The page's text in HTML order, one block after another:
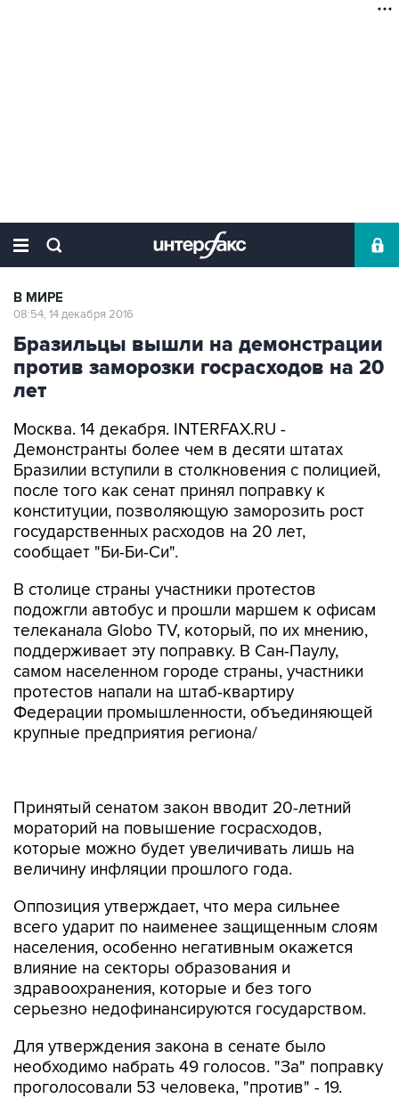
В МИРЕ
08:54, 14 декабря 2016
Бразильцы вышли на демонстрации
против заморозки госрасходов на 20
лет
Москва. 14 декабря. INTERFAX.RU -
Демонстранты более чем в десяти штатах
Бразилии вступили в столкновения с полицией,
после того как сенат принял поправку к
конституции, позволяющую заморозить рост
государственных расходов на 20 лет,
сообщает "Би-Би-Си".
В столице страны участники протестов
подожгли автобус и прошли маршем к офисам
телеканала Globo TV, который, по их мнению,
поддерживает эту поправку. В Сан-Паулу,
самом населенном городе страны, участники
протестов напали на штаб-квартиру
Федерации промышленности, объединяющей
крупные предприятия региона/
Принятый сенатом закон вводит 20-летний
мораторий на повышение госрасходов,
которые можно будет увеличивать лишь на
величину инфляции прошлого года.
Оппозиция утверждает, что мера сильнее
всего ударит по наименее защищенным слоям
населения, особенно негативным окажется
влияние на секторы образования и
здравоохранения, которые и без того
серьезно недофинансируются государством.
Для утверждения закона в сенате было
необходимо набрать 49 голосов. "За" поправку
проголосовали 53 человека, "против" - 19.